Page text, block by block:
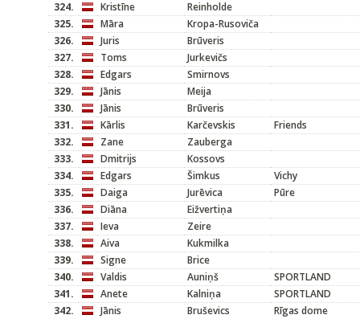
324. Kristīne
Reinholde
325.
Māra
Kropa-Rusoviča
326.
Juris
Brūveris
327.
Toms
Jurkevičs
328.
Edgars
Smirnovs
329.
Jānis
Meija
330.
Jānis
Brūveris
331.
Kārlis Karčevskis
Friends
332.
Zane
Zauberga
333.
Dmitrijs
Kossovs
334.
Edgars Šimkus
Vichy
335.
Daiga Jurēvica
Pūre
336.
Diāna
Eižvertiņa
337.
Ieva
Zeire
338.
Aiva
Kukmilka
339.
Signe
Brice
340.
Valdis Auniņš
SPORTLAND
341.
Anete Kalniņa
SPORTLAND
342.
Jānis Bruševics
Rīgas dome